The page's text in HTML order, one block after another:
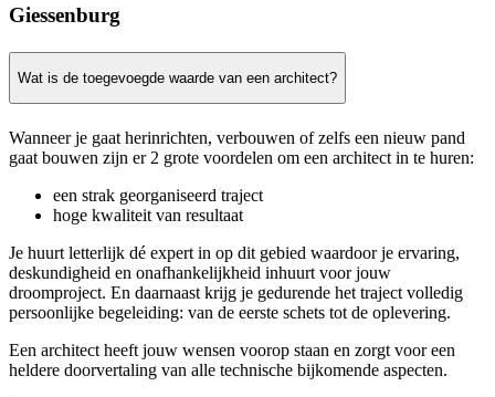
Giessenburg
Wat is de toegevoegde waarde van een architect?
Wanneer je gaat herinrichten, verbouwen of zelfs een nieuw pand
gaat bouwen zijn er 2 grote voordelen om een architect in te huren:
een strak georganiseerd traject
hoge kwaliteit van resultaat
Je huurt letterlijk dé expert in op dit gebied waardoor je ervaring,
deskundigheid en onafhankelijkheid inhuurt voor jouw
droomproject. En daarnaast krijg je gedurende het traject volledig
persoonlijke begeleiding: van de eerste schets tot de oplevering.
Een architect heeft jouw wensen voorop staan en zorgt voor een
heldere doorvertaling van alle technische bijkomende aspecten.